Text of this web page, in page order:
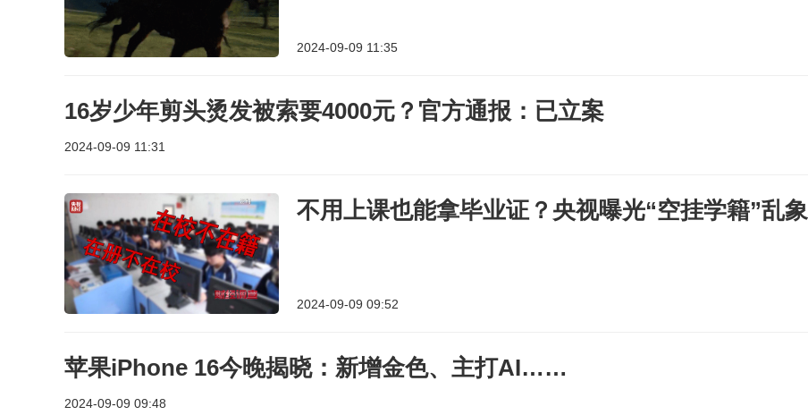
2024-09-09 11:35
16岁少年剪头烫发被索要4000元？官方通报：已立案
2024-09-09 11:31
不用上课也能拿毕业证？央视曝光“空挂学籍”乱象
2024-09-09 09:52
苹果iPhone 16今晚揭晓：新增金色、主打AI……
2024-09-09 09:48